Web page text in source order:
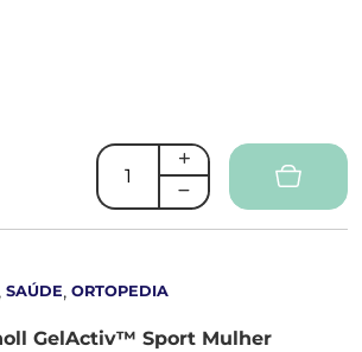
, SAÚDE, ORTOPEDIA
GelActiv™ Sport Mulher